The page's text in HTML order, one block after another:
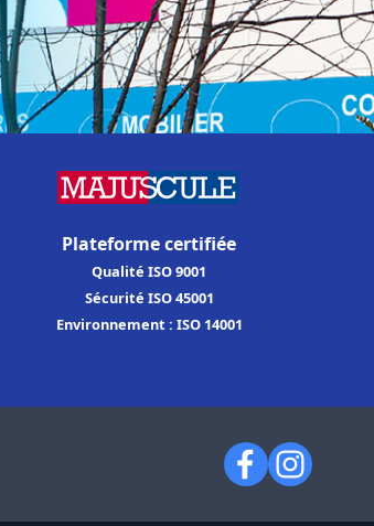
Plateforme certifiée
Qualité ISO 9001
Sécurité ISO 45001
Environnement : ISO 14001